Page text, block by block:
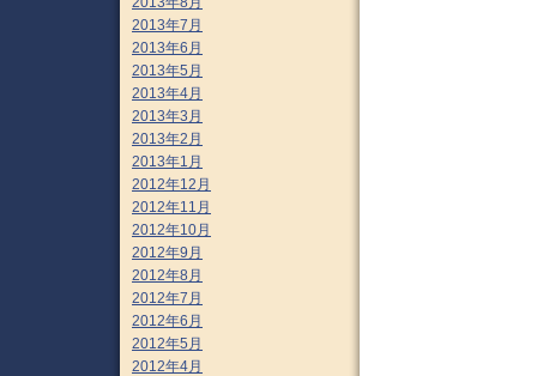
2013年7月
2013年6月
2013年5月
2013年4月
2013年3月
2013年2月
2013年1月
2012年12月
2012年11月
2012年10月
2012年9月
2012年8月
2012年7月
2012年6月
2012年5月
2012年4月